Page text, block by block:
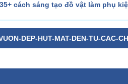
35+ cách sáng tạo đồ vật làm phụ
DEP-HUT-MAT-DEN-TU-CAC-